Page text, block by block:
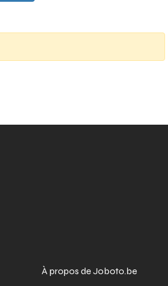
À propos de Joboto.be